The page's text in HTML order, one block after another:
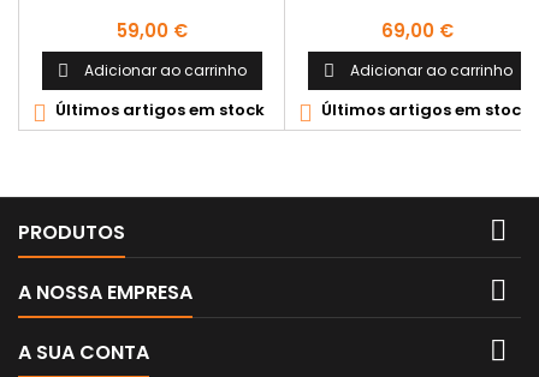
Preço
59,00 €
 Adicionar ao carrinho
 Últimos artigos em stock
Preço
69,00 €
 Adicionar ao carrinho
 Últimos artigos em stock
PRODUTOS 
A NOSSA EMPRESA 
A SUA CONTA 